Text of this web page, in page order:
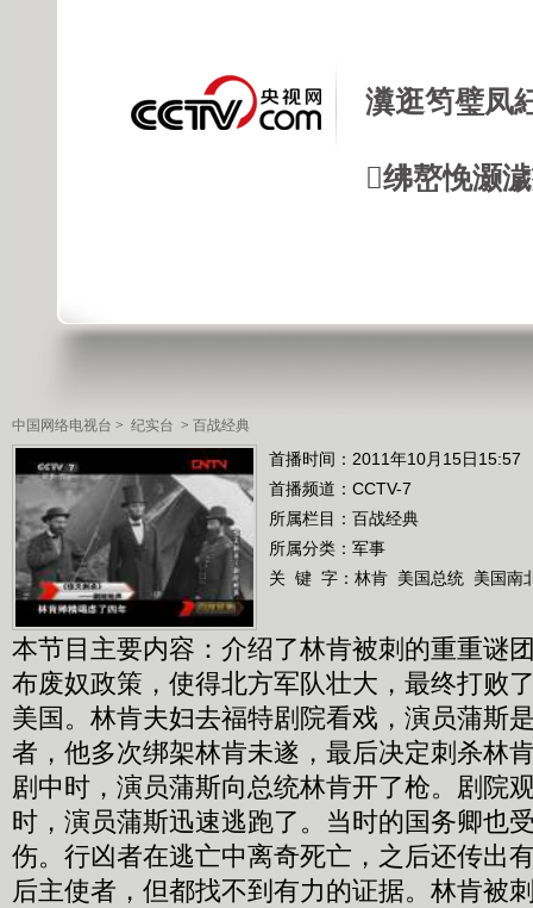
瀵逛笉璧凤
绋嶅悗灏
中国网络电视台 > 纪实台 > 百战经典
首播时间：2011年10月15日15:57
首播频道： CCTV-7
所属栏目： 百战经典
所属分类：军事
关 键 字： 林肯 美国总统 美国南
本节目主要内容：介绍了林肯被刺的重重谜
布废奴政策，使得北方军队壮大，最终打败
美国。林肯夫妇去福特剧院看戏，演员蒲斯
者，他多次绑架林肯未遂，最后决定刺杀林
剧中时，演员蒲斯向总统林肯开了枪。剧院
时，演员蒲斯迅速逃跑了。当时的国务卿也
伤。行凶者在逃亡中离奇死亡，之后还传出
后主使者，但都找不到有力的证据。林肯被